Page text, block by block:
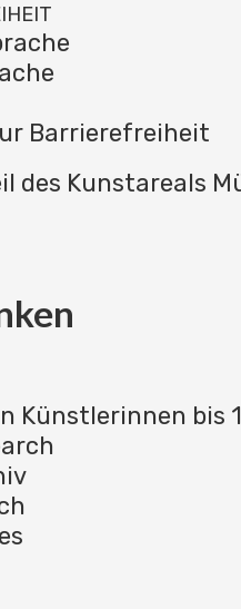
Barrierefreiheit
des Kunstareals
Künstlerinnen bis